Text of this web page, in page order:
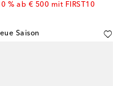
% ab € 500 mit FIRST10
Saison